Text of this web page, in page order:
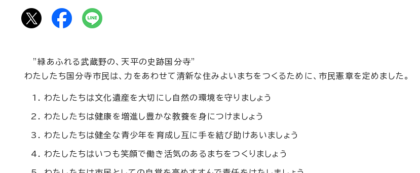
”緑あふれる武蔵野の、天平の史跡国分寺”
わたしたち国分寺市民は、力をあわせて清新な住みよいまちをつくるために、市民憲章を定めました。
わたしたちは文化遺産を大切にし自然の環境を守りましょう
わたしたちは健康を増進し豊かな教養を身につけましょう
わたしたちは健全な青少年を育成し互に手を結び助けあいましょう
わたしたちはいつも笑顔で働き活気のあるまちをつくりましょう